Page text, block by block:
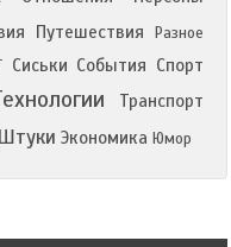
Путешествия
Разное
Сиськи События Спорт
Транспорт
Штуки Экономика Юмор